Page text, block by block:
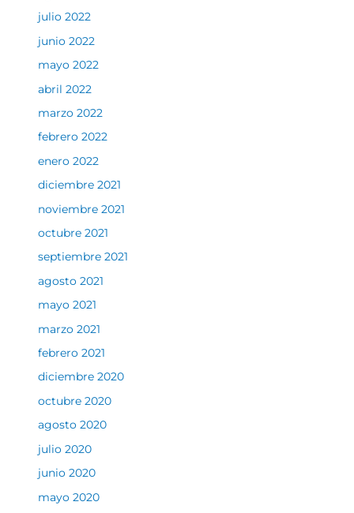
julio 2022
junio 2022
mayo 2022
abril 2022
marzo 2022
febrero 2022
enero 2022
diciembre 2021
noviembre 2021
octubre 2021
septiembre 2021
agosto 2021
mayo 2021
marzo 2021
febrero 2021
diciembre 2020
octubre 2020
agosto 2020
julio 2020
junio 2020
mayo 2020